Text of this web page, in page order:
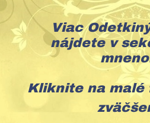
Viac
nájdete v
Kliknite na malé